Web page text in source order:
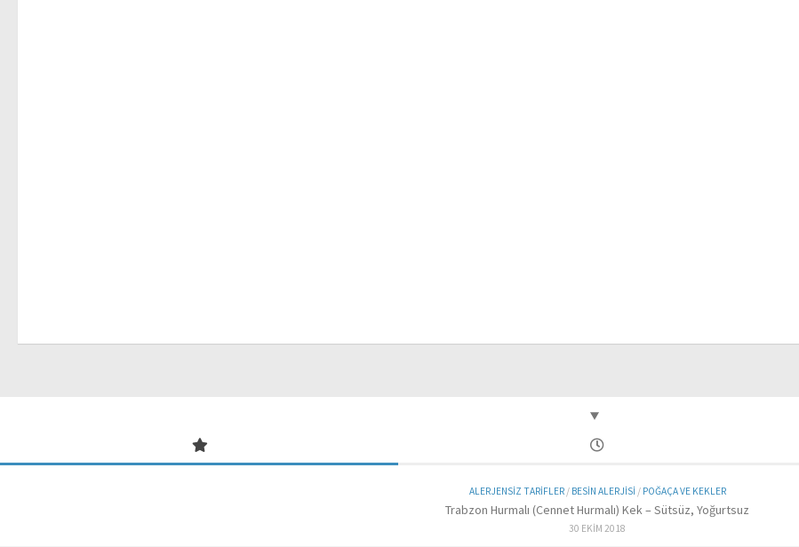
ALERJENSIZ TARIFLER/ BESIN ALERJISI / POĞAÇA VE KEKLER
Trabzon Hurmalı (Cennet Hurmalı) Kek – Sütsüz, Yoğurtsuz
30 EKIM 2018